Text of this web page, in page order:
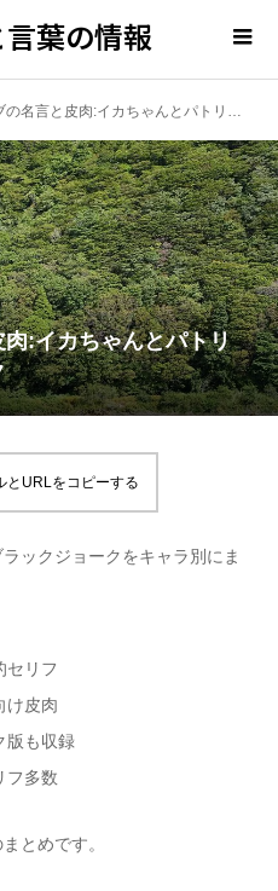
葉の情報
と皮肉:イカちゃんとパトリックのブラックジョーク
:イカちゃんとパトリ
とURLをコピーする
ックジョークをキャラ別にま
リフ
け皮肉
版も収録
フ多数
とめです。